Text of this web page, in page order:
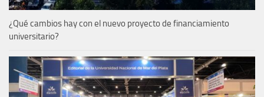
¿Qué cambios hay con el nuevo proyecto de financiamiento
universitario?